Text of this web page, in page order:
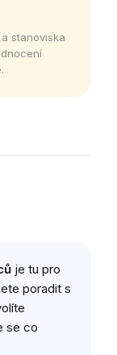
stanoviska
je tu pro
poradit s
se co